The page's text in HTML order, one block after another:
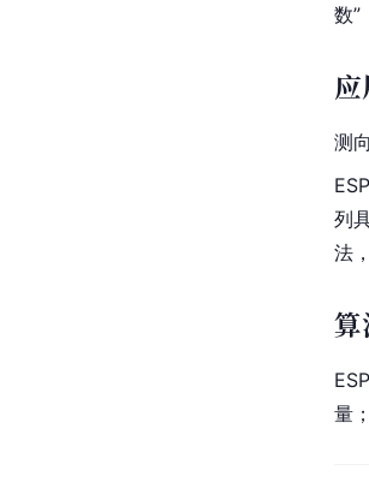
数”
测
列
法
算
量